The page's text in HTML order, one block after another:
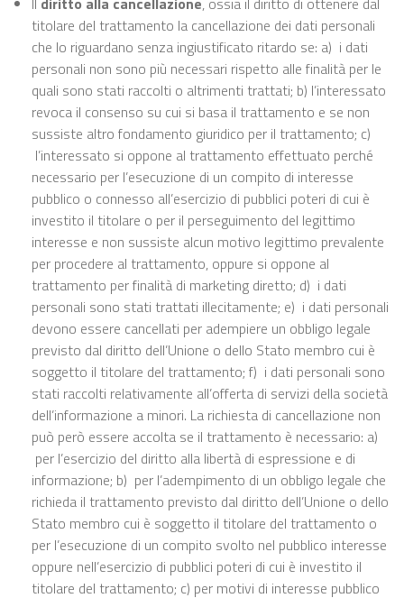
titolare del trattamento la cancellazione dei dati personali
che lo riguardano senza ingiustificato ritardo se: a) i dati
personali non sono più necessari rispetto alle finalità per le
quali sono stati raccolti o altrimenti trattati; b) l’interessato
revoca il consenso su cui si basa il trattamento e se non
sussiste altro fondamento giuridico per il trattamento; c)
l’interessato si oppone al trattamento effettuato perché
necessario per l’esecuzione di un compito di interesse
pubblico o connesso all’esercizio di pubblici poteri di cui è
investito il titolare o per il perseguimento del legittimo
interesse e non sussiste alcun motivo legittimo prevalente
per procedere al trattamento, oppure si oppone al
trattamento per finalità di marketing diretto; d) i dati
personali sono stati trattati illecitamente; e) i dati personali
devono essere cancellati per adempiere un obbligo legale
previsto dal diritto dell’Unione o dello Stato membro cui è
soggetto il titolare del trattamento; f) i dati personali sono
stati raccolti relativamente all’offerta di servizi della società
dell’informazione a minori. La richiesta di cancellazione non
può però essere accolta se il trattamento è necessario: a)
per l’esercizio del diritto alla libertà di espressione e di
informazione; b) per l’adempimento di un obbligo legale che
richieda il trattamento previsto dal diritto dell’Unione o dello
Stato membro cui è soggetto il titolare del trattamento o
per l’esecuzione di un compito svolto nel pubblico interesse
oppure nell’esercizio di pubblici poteri di cui è investito il
titolare del trattamento; c) per motivi di interesse pubblico